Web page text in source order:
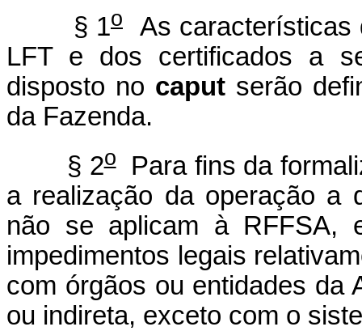
§ 1o
As características
LFT e dos certificados a
disposto no caputserão
da Fazenda.
§ 2oPara fins da
a realização da operação
não se aplicam à RFFSA,
impedimentos legais
com órgãos ou entidades da
ou indireta, exceto com o